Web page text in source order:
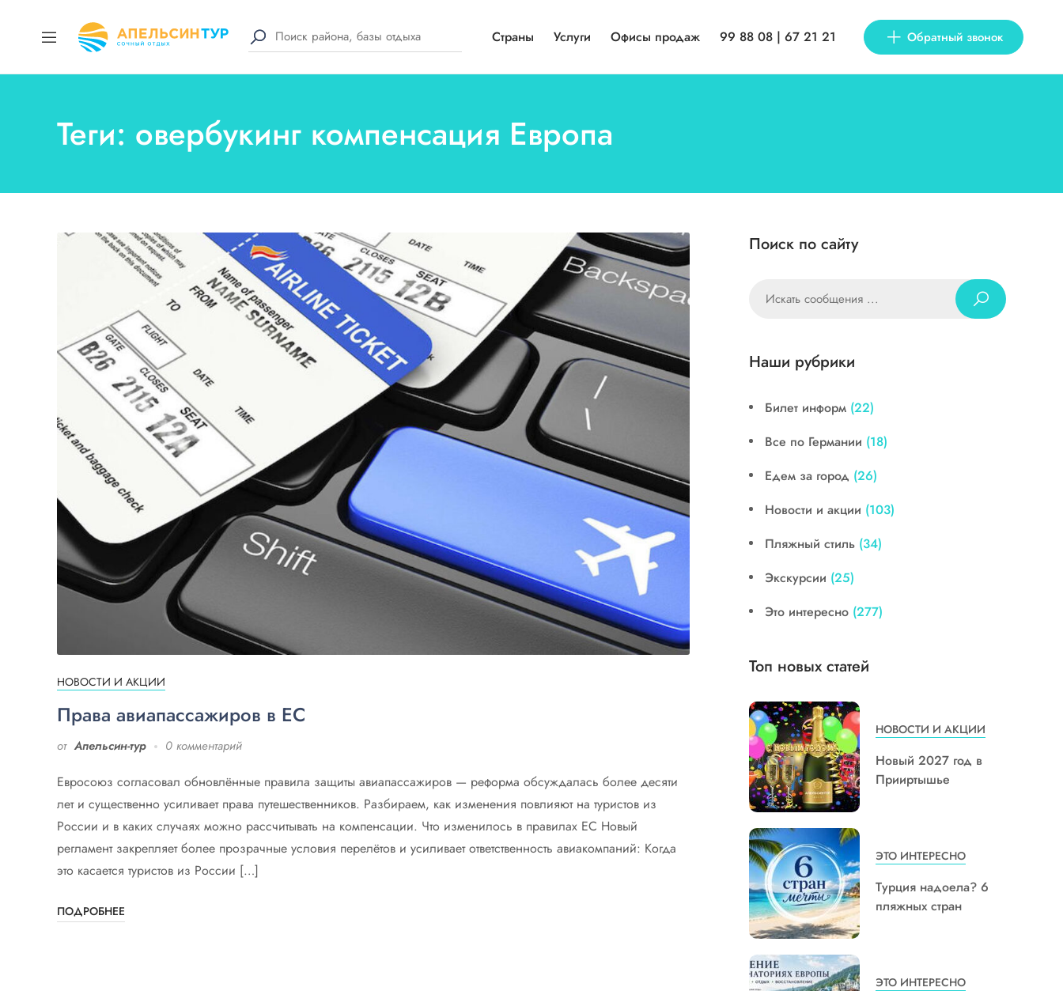
Страны Услуги Офисы продаж 99 88 08 | 67 21 21 Обратный звонок
Теги: овербукинг компенсация Европа
НОВОСТИ И АКЦИИ
Права авиапассажиров в ЕС
от Апельсин-тур 0 комментарий
Евросоюз согласовал обновлённые правила защиты авиапассажиров — реформа обсуждалась более десяти
лет и существенно усиливает права путешественников. Разбираем, как изменения повлияют на туристов из
России и в каких случаях можно рассчитывать на компенсации. Что изменилось в правилах ЕС Новый
регламент закрепляет более прозрачные условия перелётов и усиливает ответственность авиакомпаний: Когда
это касается туристов из России […]
ПОДРОБНЕЕ
Поиск по сайту
Наши рубрики
Билет информ (22)
Все по Германии (18)
Едем за город (26)
Новости и акции (103)
Пляжный стиль (34)
Экскурсии (25)
Это интересно (277)
Топ новых статей
НОВОСТИ И АКЦИИ
Новый 2027 год в
Прииртышье
ЭТО ИНТЕРЕСНО
Турция надоела? 6
пляжных стран
ЭТО ИНТЕРЕСНО